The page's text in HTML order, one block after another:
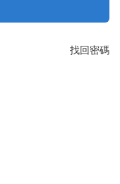
找回密碼